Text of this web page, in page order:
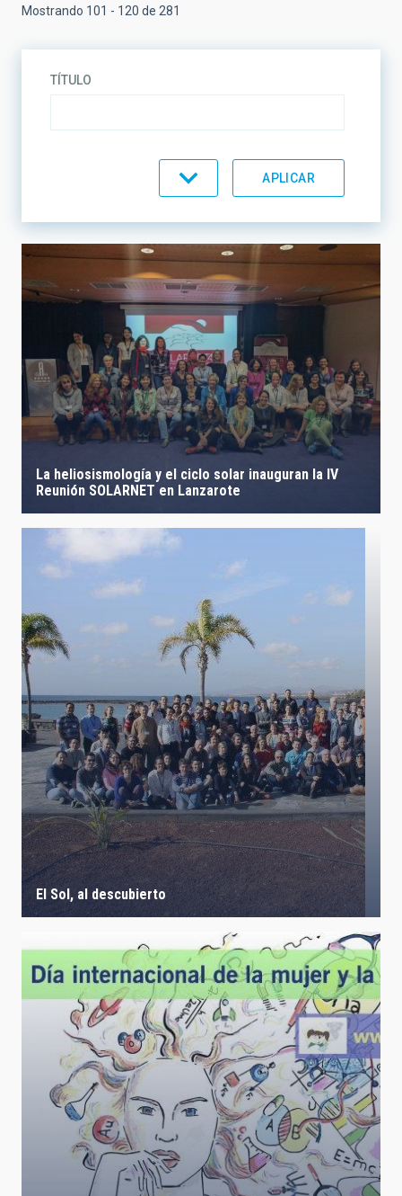
Mostrando 101 - 120 de 281
TÍTULO
LÍNEAS DE INVESTIGACIÓN
LÍNEAS DE INSTRUMENTACIÓN
LÍNEAS IACTEC
ORDENAR POR
La heliosismología y el ciclo solar inauguran la IV
Reunión SOLARNET en Lanzarote
El Sol, al descubierto